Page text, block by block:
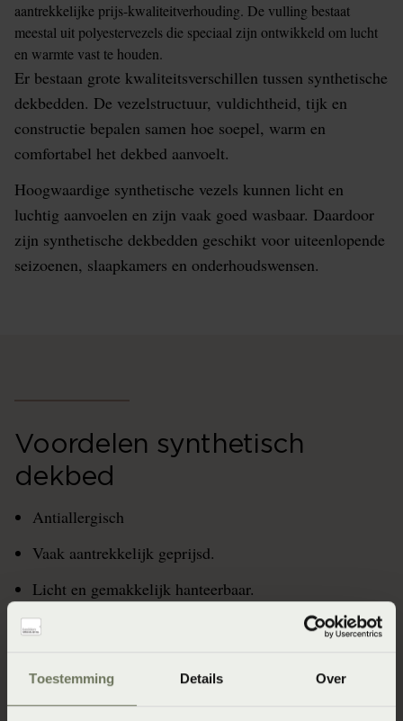
Toestemming Details Over
aantrekkelijke prijs-kwaliteitverhouding. De vulling bestaat
meestal uit polyestervezels die speciaal zijn ontwikkeld om lucht
en warmte vast te houden.
Er bestaan grote kwaliteitsverschillen tussen synthetische
dekbedden. De vezelstructuur, vuldichtheid, tijk en
constructie bepalen samen hoe soepel, warm en
comfortabel het dekbed aanvoelt.
Hoogwaardige synthetische vezels kunnen licht en
luchtig aanvoelen en zijn vaak goed wasbaar. Daardoor
zijn synthetische dekbedden geschikt voor uiteenlopende
seizoenen, slaapkamers en onderhoudswensen.
Voordelen synthetisch
dekbed
Antiallergisch
Vaak aantrekkelijk geprijsd.
Licht en gemakkelijk hanteerbaar.
Thuis wasbaar.